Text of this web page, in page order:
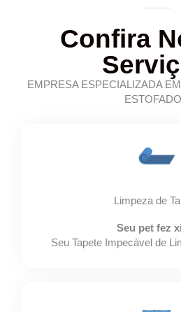
Confira
EMPRESA ESPECIALIZADA
Limpeza de
Seu pet fez
Seu Tapete Impecável de